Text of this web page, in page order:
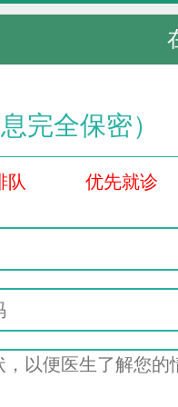
完全保密）
队 优先就诊